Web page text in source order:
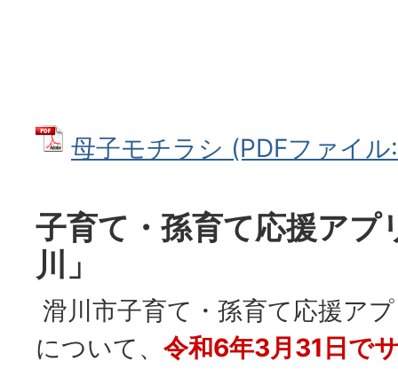
母子モチラシ (PDFファイル
子育て・孫育て応援アプ
川」
滑川市子育て・孫育て応援ア
について、 令和6年3月31日で